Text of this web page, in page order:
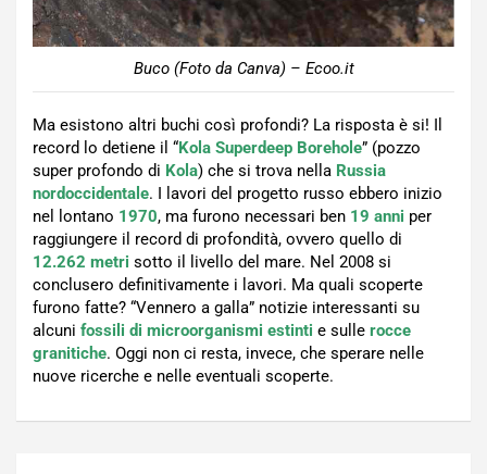
Buco (Foto da Canva) – Ecoo.it
Ma esistono altri buchi così profondi? La risposta è si! Il
record lo detiene il “Kola Superdeep Borehole” (pozzo
super profondo di Kola) che si trova nella Russia
nordoccidentale. I lavori del progetto russo ebbero inizio
nel lontano 1970, ma furono necessari ben 19 anni per
raggiungere il record di profondità, ovvero quello di
12.262 metri sotto il livello del mare. Nel 2008 si
conclusero definitivamente i lavori. Ma quali scoperte
furono fatte? “Vennero a galla” notizie interessanti su
alcuni fossili di microorganismi estinti e sulle rocce
granitiche. Oggi non ci resta, invece, che sperare nelle
nuove ricerche e nelle eventuali scoperte.